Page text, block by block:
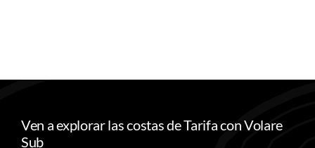
Ven a explorar las costas de Tarifa con Volare
Sub